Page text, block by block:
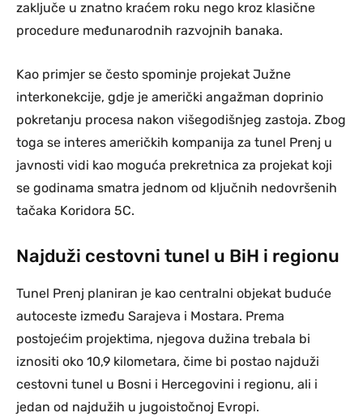
zaključe u znatno kraćem roku nego kroz klasične
procedure međunarodnih razvojnih banaka.
Kao primjer se često spominje projekat Južne
interkonekcije, gdje je američki angažman doprinio
pokretanju procesa nakon višegodišnjeg zastoja. Zbog
toga se interes američkih kompanija za tunel Prenj u
javnosti vidi kao moguća prekretnica za projekat koji
se godinama smatra jednom od ključnih nedovršenih
tačaka Koridora 5C.
Najduži cestovni tunel u BiH i regionu
Tunel Prenj planiran je kao centralni objekat buduće
autoceste između Sarajeva i Mostara. Prema
postojećim projektima, njegova dužina trebala bi
iznositi oko 10,9 kilometara, čime bi postao najduži
cestovni tunel u Bosni i Hercegovini i regionu, ali i
jedan od najdužih u jugoistočnoj Evropi.